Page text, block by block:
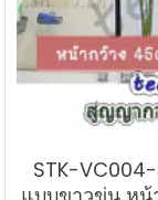
STK-